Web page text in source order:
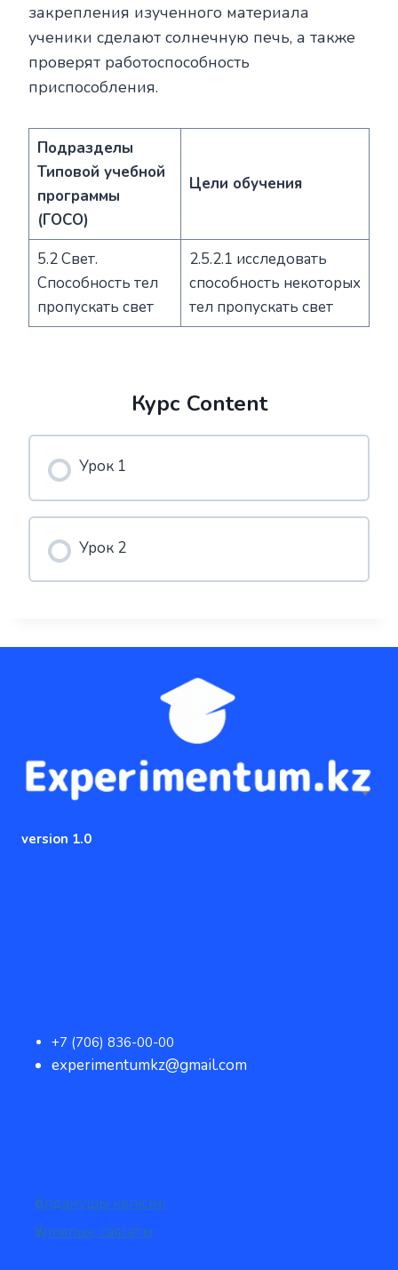
закрепления изученного материала
ученики сделают солнечную печь, а также
проверят работоспособность
приспособления.
Подразделы
Типовой учебной
программы
(ГОСО)
Цели обучения
5.2 Свет.
Способность тел
пропускать свет
2.5.2.1 исследовать
способность некоторых
тел пропускать свет
Курс Content
Урок 1
Урок 2
version 1.0
+7 (706) 836-00-00
experimentumkz@gmail.com
Қолданушы келісімі
Құпиялық саясаты